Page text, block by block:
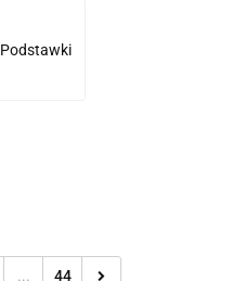
Podstawki
... 44